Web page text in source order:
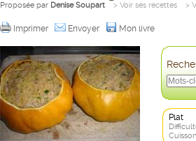
Proposée par Denise Soupart > Voir ses recettes >
Imprimer Envoyer Mon livre
Plat